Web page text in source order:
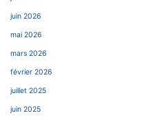
juin 2026
mai 2026
mars 2026
février 2026
juillet 2025
juin 2025